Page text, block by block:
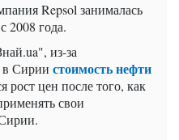
Repsol занималась
2008 года.
из-за
в Сирии стоимость нефти
рост цен после того, как
свои